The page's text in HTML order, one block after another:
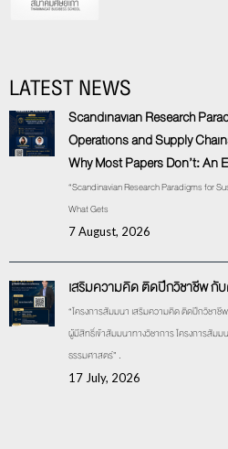
LATEST NEWS
Scandinavian Research
Operations and Supply
Why Most Papers Don’t: An
“Scandinavian Research Paradigms for
What Gets
7 August, 2026
เสริมความคิด ติดปีกวิชาชีพ
“โครงการสัมมนา เสริมความคิด ติดปีกวิชา
ผู้มีสิทธิ์เข้าสัมมนาทางวิชาการ โครงการสั
ธรรมศาสตร์” .
17 July, 2026